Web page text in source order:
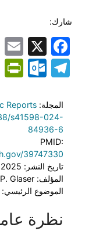
شارك:
X
المجلة: Reports
s41598-024-
84936-6
PMID:
39747330
تاريخ النشر: 2025-01-02
المؤلف: Ethan P. Glaser وآخرون
الموضوع الرئيسي:
نظرة